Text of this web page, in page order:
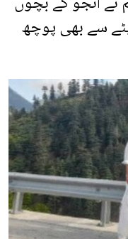
اور6 سالہ بیٹے سے بھی پوچھ